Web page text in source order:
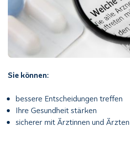
Sie können:
bessere Entscheidungen treffen
Ihre Gesundheit stärken
sicherer mit Ärztinnen und